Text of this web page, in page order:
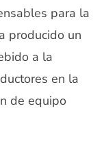
para la
producido un
a la
en la
de equipo